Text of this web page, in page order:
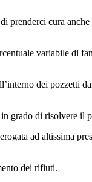
prenderci cura
variabile di
dei pozzetti
in grado di risolvere il
ad altissima
dei rifiuti.